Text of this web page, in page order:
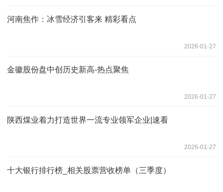
河南焦作：冰雪经济引客来 精彩看点
2026-01-27
金徽股份盘中创历史新高-热点聚焦
2026-01-27
陕西煤业着力打造世界一流专业领军企业|速看
2026-01-27
十大银行排行榜_相关股票营收榜单（三季度）